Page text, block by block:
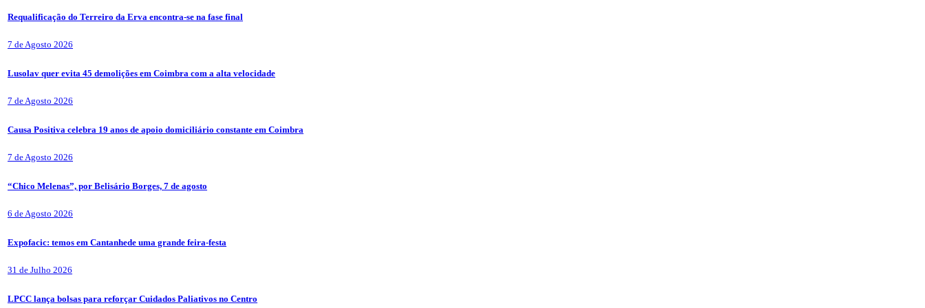
Requalificação do Terreiro da Erva encontra-se na fase final
7 de Agosto 2026
Lusolav quer evita 45 demolições em Coimbra com a alta velocidade
7 de Agosto 2026
Causa Positiva celebra 19 anos de apoio domiciliário constante em Coimbra
7 de Agosto 2026
“Chico Melenas”, por Belisário Borges, 7 de agosto
6 de Agosto 2026
Expofacic: temos em Cantanhede uma grande feira-festa
31 de Julho 2026
LPCC lança bolsas para reforçar Cuidados Paliativos no Centro